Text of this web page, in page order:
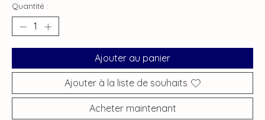
Quantité :
Ajouter au panier
Ajouter à la liste de souhaits
Acheter maintenant